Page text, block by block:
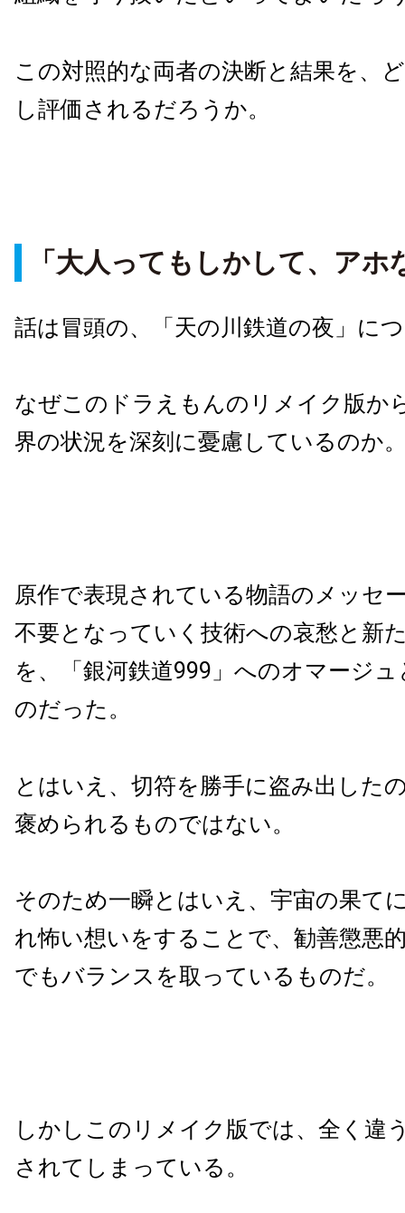
この対照的な両者の決断と結果を、
し評価されるだろうか。
「大人ってもしかして、アホ
話は冒頭の、「天の川鉄道の夜」に
なぜこのドラえもんのリメイク版か
界の状況を深刻に憂慮しているのか
原作で表現されている物語のメッセ
不要となっていく技術への哀愁と新
を、「銀河鉄道999」へのオマージ
のだった。
とはいえ、切符を勝手に盗み出した
褒められるものではない。
そのため一瞬とはいえ、宇宙の果て
れ怖い想いをすることで、勧善懲悪
でもバランスを取っているものだ。
しかしこのリメイク版では、全く違
されてしまっている。